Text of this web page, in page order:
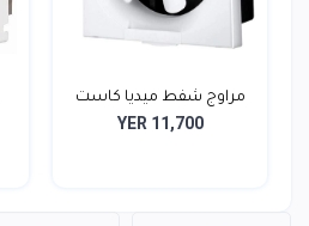
مراوج شفط ميديا كاست
11...
YER 11,700